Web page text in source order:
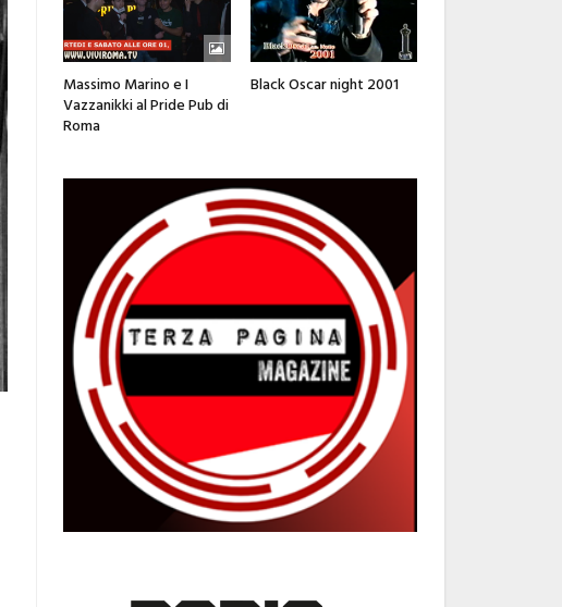
Massimo Marino e I
Vazzanikki al Pride Pub di
Roma
Black Oscar night 2001